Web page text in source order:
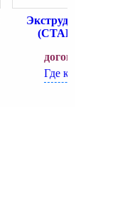
Экструдер DR-250
(СТАНДАРТ)
договорная
Где купить?